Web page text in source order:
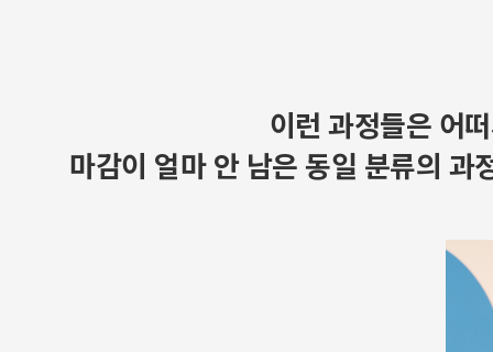
이런 과정들은 어
마감이 얼마 안 남은 동일 분류의 과